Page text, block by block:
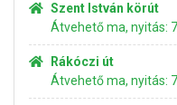
Szent István körút
Átvehető ma, nyitás:
Rákóczi út
Átvehető ma, nyitás: